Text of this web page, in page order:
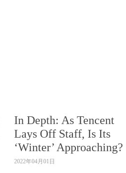
In Depth: As Tencent
Lays Off Staff, Is Its
‘Winter’ Approaching?
2022年04月01日